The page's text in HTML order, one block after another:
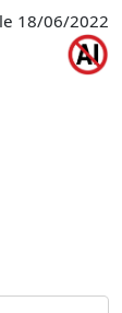
18/06/2022